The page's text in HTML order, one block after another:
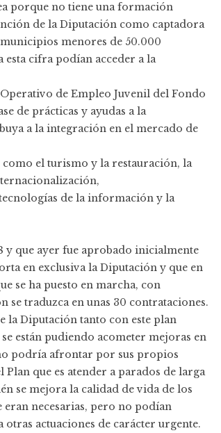
porque no tiene una formación
de la Diputación como captadora
menores de 50.000
cifra podían acceder a la
de Empleo Juvenil del Fondo
de prácticas y ayudas a la
a la integración en el mercado de
el turismo y la restauración, la
de la información y la
y que ayer fue aprobado inicialmente
en exclusiva la Diputación y que en
se ha puesto en marcha, con
se traduzca en unas 30 contrataciones.
la Diputación tanto con este plan
están pudiendo acometer mejoras en
podría afrontar por sus propios
que es atender a parados de larga
se mejora la calidad de vida de los
eran necesarias, pero no podían
actuaciones de carácter urgente.